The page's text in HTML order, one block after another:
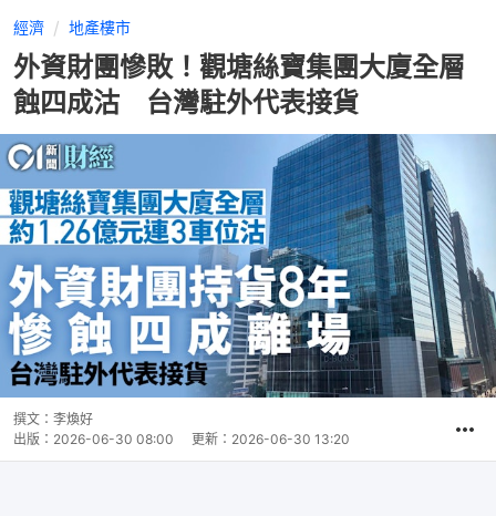
經濟 地產樓市
外資財團慘敗！觀塘絲寶集團大廈全層
蝕四成沽 台灣駐外代表接貨
撰文： 李煥好
出版： 2026-06-30 08:00 更新： 2026-06-30 13:20